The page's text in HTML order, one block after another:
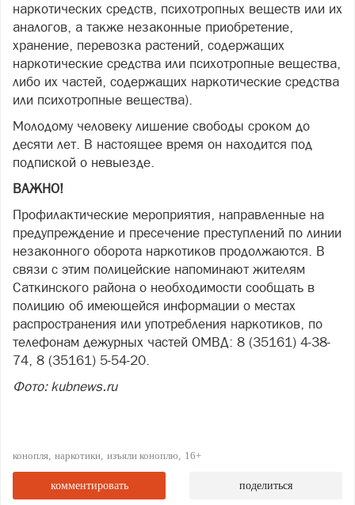
наркотических средств, психотропных веществ или их
аналогов, а также незаконные приобретение,
хранение, перевозка растений, содержащих
наркотические средства или психотропные вещества,
либо их частей, содержащих наркотические средства
или психотропные вещества).
Молодому человеку лишение свободы сроком до
десяти лет. В настоящее время он находится под
подпиской о невыезде.
ВАЖНО!
Профилактические мероприятия, направленные на
предупреждение и пресечение преступлений по линии
незаконного оборота наркотиков продолжаются. В
связи с этим полицейские напоминают жителям
Саткинского района о необходимости сообщать в
полицию об имеющейся информации о местах
распространения или употребления наркотиков, по
телефонам дежурных частей ОМВД: 8 (35161) 4-38-
74, 8 (35161) 5-54-20.
Фото: kubnews.ru
конопля наркотики изъяли коноплю 16+
комментировать поделиться